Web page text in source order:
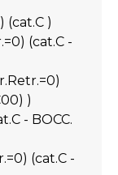
)
(cat.C -
)
- BOCC.
(cat.C -